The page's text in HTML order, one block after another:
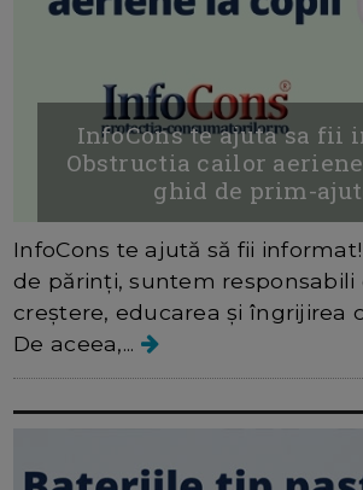
InfoCons te ajuta sa fii
Obstructia cailor
ghid de prim-
InfoCons te ajută să fii
de părinți, suntem responsabili
creștere, educarea și îngrijirea
De aceea,...